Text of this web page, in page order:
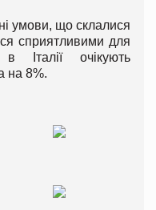
умови, що склалися
сприятливими для
Італії очікують
на 8%.